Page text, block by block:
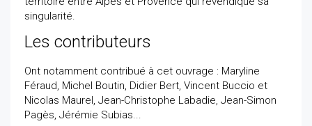
singularité.
Les contributeurs
Ont notamment contribué à cet ouvrage : Maryline
Féraud, Michel Boutin, Didier Bert, Vincent Buccio et
Nicolas Maurel, Jean-Christophe Labadie, Jean-Simon
Pagès, Jérémie Subias...